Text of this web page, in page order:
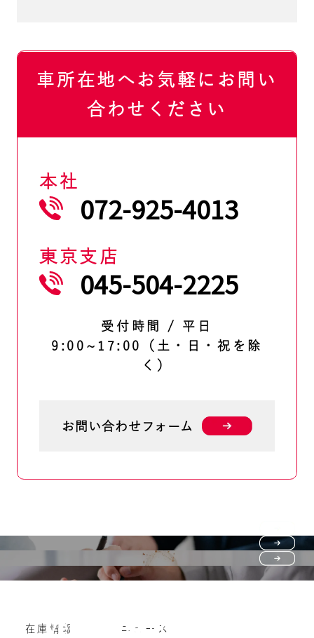
車所在地へお気軽にお問い
合わせください
本社
072-925-4013
東京支店
045-504-2225
受付時間 / 平日
9:00~17:00（土・日・祝を除
く）
お問い合わせフォーム
購入の流れ
Vehicle purchase
在庫情報 ニュース